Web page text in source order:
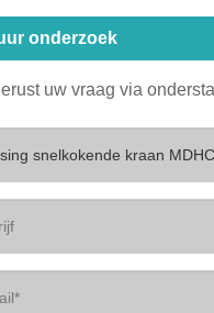
onderzoek
uw vraag via